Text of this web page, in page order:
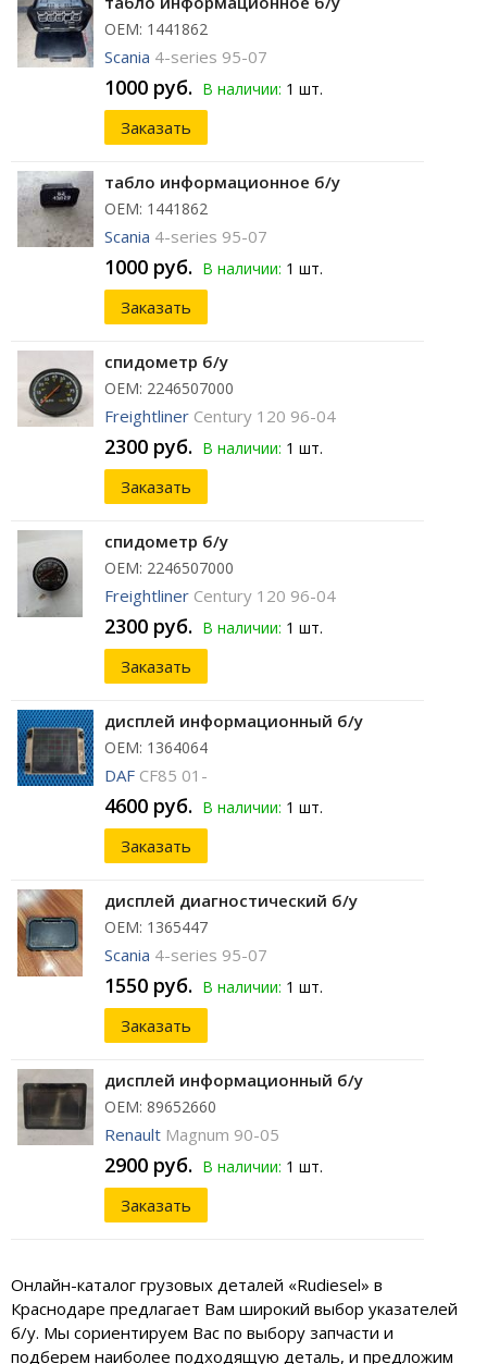
ОЕМ: 1441862
Scania 4-series 95-07
1000 руб. В наличии: 1 шт.
Заказать
табло информационное б/у
ОЕМ: 1441862
Scania 4-series 95-07
1000 руб. В наличии: 1 шт.
Заказать
спидометр б/у
ОЕМ: 2246507000
Freightliner Century 120 96-04
2300 руб. В наличии: 1 шт.
Заказать
спидометр б/у
ОЕМ: 2246507000
Freightliner Century 120 96-04
2300 руб. В наличии: 1 шт.
Заказать
дисплей информационный б/у
ОЕМ: 1364064
DAF CF85 01-
4600 руб. В наличии: 1 шт.
Заказать
дисплей диагностический б/у
ОЕМ: 1365447
Scania 4-series 95-07
1550 руб. В наличии: 1 шт.
Заказать
дисплей информационный б/у
ОЕМ: 89652660
Renault Magnum 90-05
2900 руб. В наличии: 1 шт.
Заказать
Онлайн-каталог грузовых деталей «Rudiesel» в
Краснодаре предлагает Вам широкий выбор указателей
б/у. Мы сориентируем Вас по выбору запчасти и
подберем наиболее подходящую деталь, и предложим